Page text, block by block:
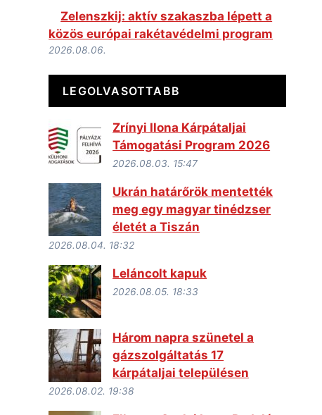
Zelenszkij: aktív szakaszba lépett a
közös európai rakétavédelmi program
2026.08.06.
LEGOLVASOTTABB
Zrínyi Ilona Kárpátaljai
Támogatási Program 2026
2026.08.03. 15:47
Ukrán határőrök mentették
meg egy magyar tinédzser
életét a Tiszán
2026.08.04. 18:32
Leláncolt kapuk
2026.08.05. 18:33
Három napra szünetel a
gázszolgáltatás 17
kárpátaljai településen
2026.08.02. 19:38